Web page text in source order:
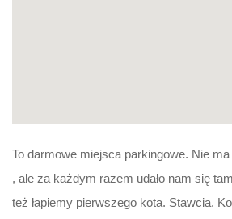
To darmowe miejsca parkingowe. Nie
, ale za każdym razem udało nam się
też łapiemy pierwszego kota. Stawcia.